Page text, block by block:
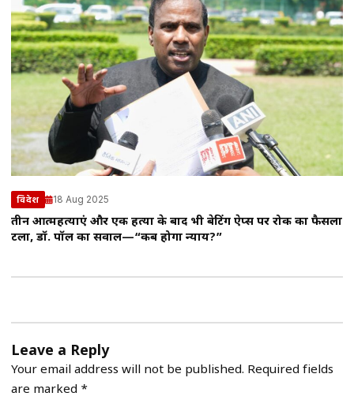
विदेश 18 Aug 2025
तीन आत्महत्याएं और एक हत्या के बाद भी बेटिंग ऐप्स पर रोक का फैसला
टला, डॉ. पॉल का सवाल—“कब होगा न्याय?”
Leave a Reply
Your email address will not be published. Required fields
are marked *